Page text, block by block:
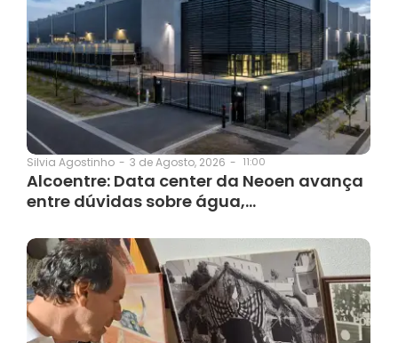
Silvia Agostinho - 3 de Agosto, 2026 - 11:00
Alcoentre: Data center da Neoen avança
entre dúvidas sobre água,…